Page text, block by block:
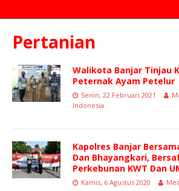
Pertanian
Walikota Banjar Tinjau
Peternak Ayam Petelur
Senin, 22 Februari 2021
Indonesia
Kapolres Banjar
Dan Bhayangkari,
Perkebunan KWT Dan
Kamis, 6 Agustus 2020